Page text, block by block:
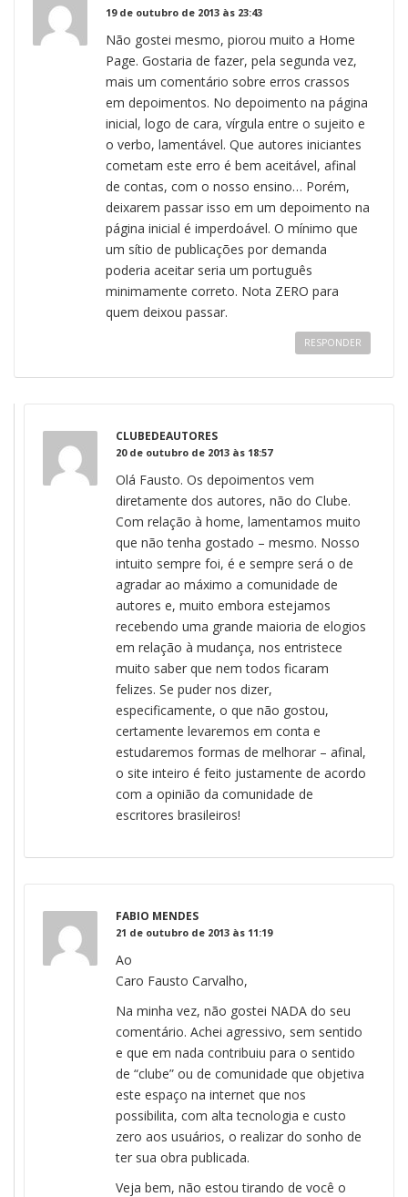
19 de outubro de 2013 às 23:43
Não gostei mesmo, piorou muito a Home
Page. Gostaria de fazer, pela segunda vez,
mais um comentário sobre erros crassos
em depoimentos. No depoimento na página
inicial, logo de cara, vírgula entre o sujeito e
o verbo, lamentável. Que autores iniciantes
cometam este erro é bem aceitável, afinal
de contas, com o nosso ensino… Porém,
deixarem passar isso em um depoimento na
página inicial é imperdoável. O mínimo que
um sítio de publicações por demanda
poderia aceitar seria um português
minimamente correto. Nota ZERO para
quem deixou passar.
RESPONDER
CLUBEDEAUTORES
20 de outubro de 2013 às 18:57
Olá Fausto. Os depoimentos vem
diretamente dos autores, não do Clube.
Com relação à home, lamentamos muito
que não tenha gostado – mesmo. Nosso
intuito sempre foi, é e sempre será o de
agradar ao máximo a comunidade de
autores e, muito embora estejamos
recebendo uma grande maioria de elogios
em relação à mudança, nos entristece
muito saber que nem todos ficaram
felizes. Se puder nos dizer,
especificamente, o que não gostou,
certamente levaremos em conta e
estudaremos formas de melhorar – afinal,
o site inteiro é feito justamente de acordo
com a opinião da comunidade de
escritores brasileiros!
FABIO MENDES
21 de outubro de 2013 às 11:19
Ao
Caro Fausto Carvalho,
Na minha vez, não gostei NADA do seu
comentário. Achei agressivo, sem sentido
e que em nada contribuiu para o sentido
de “clube” ou de comunidade que objetiva
este espaço na internet que nos
possibilita, com alta tecnologia e custo
zero aos usuários, o realizar do sonho de
ter sua obra publicada.
Veja bem, não estou tirando de você o